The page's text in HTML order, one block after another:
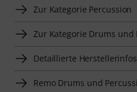
Zur Kategorie Percussion
Zur Kategorie Drums und
Detaillierte
Remo Drums und